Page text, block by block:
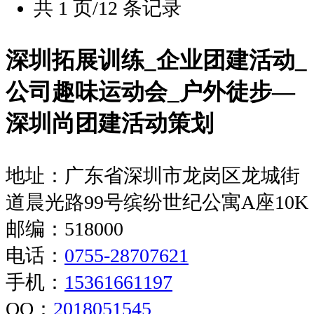
共 1 页/12 条记录
深圳拓展训练_企业团建活动_
公司趣味运动会_户外徒步—
深圳尚团建活动策划
地址：广东省深圳市龙岗区龙城街
道晨光路99号缤纷世纪公寓A座10K
邮编：518000
电话： 0755-28707621
手机： 15361661197
QQ： 2018051545